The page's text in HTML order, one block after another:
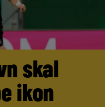
skal
ikon